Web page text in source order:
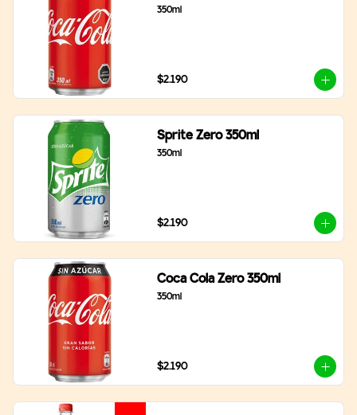
350ml
$2.190
Sprite Zero 350ml
350ml
$2.190
Coca Cola Zero 350ml
350ml
$2.190